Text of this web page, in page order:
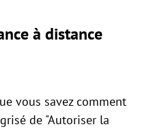
à distance
vous savez comment
de "Autoriser la